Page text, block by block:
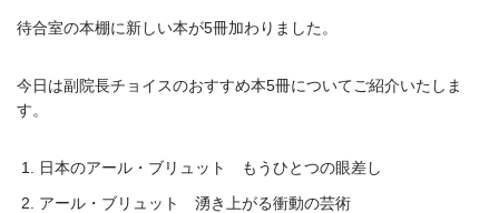
待合室の本棚に新しい本が5冊加わりました。
今日は副院長チョイスのおすすめ本5冊についてご紹介いたしま
す。
日本のアール・ブリュット もうひとつの眼差し
アール・ブリュット 湧き上がる衝動の芸術